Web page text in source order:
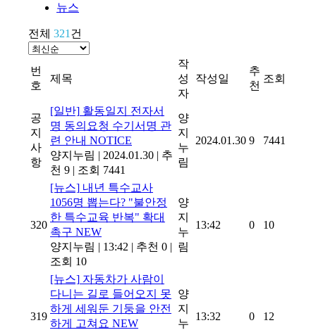
뉴스
전체 321 건
번
호
제목
작
성
자
작성일
추
천
조회
공
지
사
항
[일반] 활동일지 전자서
명 동의요청 수기서명 관
련 안내 NOTICE
양지누림 | 2024.01.30 | 추
천 9 | 조회 7441
양
지
누
림
2024.01.30 9 7441
320
[뉴스] 내년 특수교사
1056명 뽑는다? "불안정
한 특수교육 반복" 확대
촉구 NEW
양지누림 | 13:42 | 추천 0 |
조회 10
양
지
누
림
13:42 0 10
319
[뉴스] 자동차가 사람이
다니는 길로 들어오지 못
하게 세워둔 기둥을 안전
하게 고쳐요 NEW
양
지
누
13:32 0 12